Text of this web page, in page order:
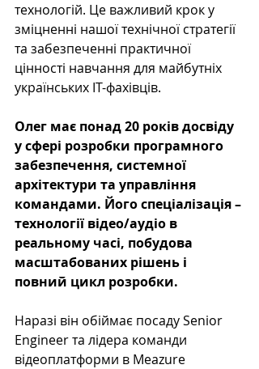
технологій. Це важливий крок у
зміцненні нашої технічної стратегії
та забезпеченні практичної
цінності навчання для майбутніх
українських ІТ-фахівців.
Олег має понад 20 років досвіду
у сфері розробки програмного
забезпечення, системної
архітектури та управління
командами. Його спеціалізація –
технології відео/аудіо в
реальному часі, побудова
масштабованих рішень і
повний цикл розробки.
Наразі він обіймає посаду Senior
Engineer та лідера команди
відеоплатформи в Meazure